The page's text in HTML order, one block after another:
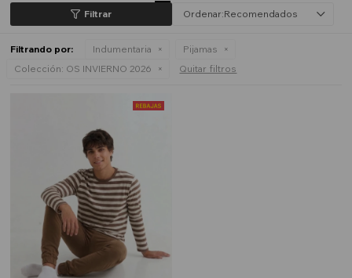
Recomendados
Filtrando por: Indumentaria
Pijamas
Colección: OS INVIERNO 2026 Quitar filtros